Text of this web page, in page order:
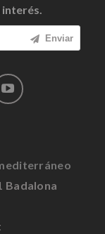
Enviar
Badalona